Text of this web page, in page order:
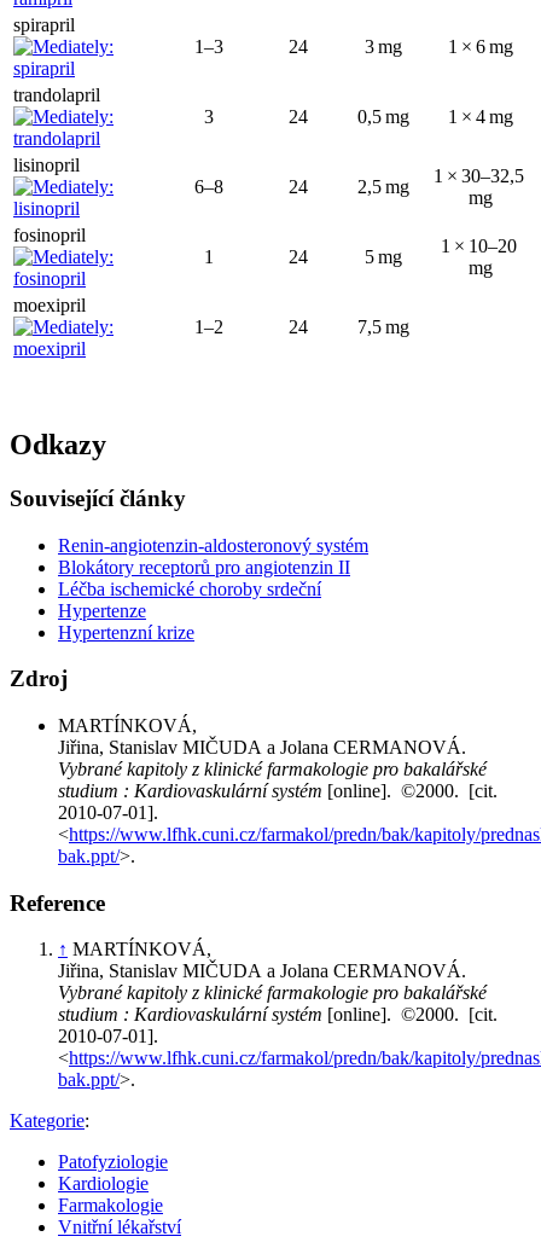
spirapril
1–3
24 3 mg 1 × 6 mg
trandolapril
3
24 0,5 mg 1 × 4 mg
lisinopril
6–8
24 2,5 mg
1 × 30–32,5
mg
fosinopril
1
24 5 mg
1 × 10–20
mg
moexipril
1–2
24 7,5 mg
Odkazy
Související články
Renin-angiotenzin-aldosteronový systém
Blokátory receptorů pro angiotenzin II
Léčba ischemické choroby srdeční
Hypertenze
Hypertenzní krize
Zdroj
MARTÍNKOVÁ,
Jiřina, Stanislav MIČUDA a Jolana CERMANOVÁ.
Vybrané kapitoly z klinické farmakologie pro bakalářské
studium : Kardiovaskulární systém [online]. ©2000. [cit.
2010-07-01].
<https://www.lfhk.cuni.cz/farmakol/predn/bak/kapitoly/
bak.ppt/>.
Reference
↑ MARTÍNKOVÁ,
Jiřina, Stanislav MIČUDA a Jolana CERMANOVÁ.
Vybrané kapitoly z klinické farmakologie pro bakalářské
studium : Kardiovaskulární systém [online]. ©2000. [cit.
2010-07-01].
<https://www.lfhk.cuni.cz/farmakol/predn/bak/kapitoly/
bak.ppt/>.
Kategorie:
Patofyziologie
Kardiologie
Farmakologie
Vnitřní lékařství